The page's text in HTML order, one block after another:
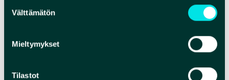
valinta
Välttämätön
Mieltymykset
Tilastot
metsästystä, kalastusta ja tervanpolttoa ja sen
poimittu jäkälää. Asukkaat ovat harjoittaneet